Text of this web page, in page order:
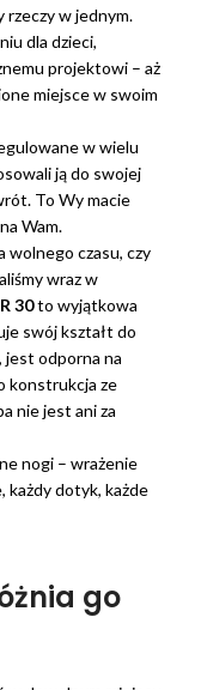
rzeczy w jednym.
dla dzieci,
projektowi – aż
miejsce w swoim
w wielu
ją do swojej
To Wy macie
Wam.
wolnego czasu, czy
wraz w
30to wyjątkowa
swój kształt do
jest odporna na
konstrukcja ze
nie jest ani za
nogi – wrażenie
każdy dotyk, każde
go